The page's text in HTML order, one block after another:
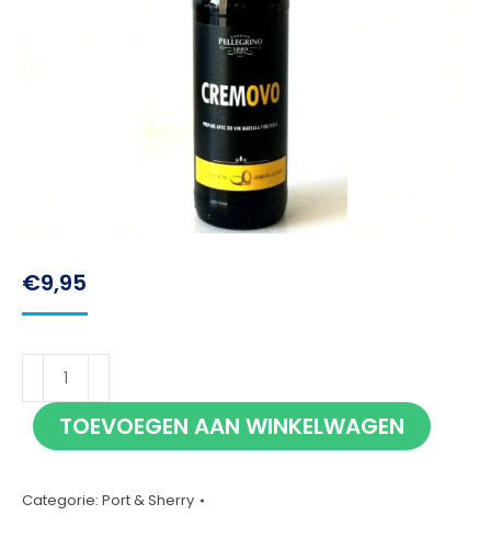
€9,95
Pellegrino
Marsala
Cremovo
aantal
TOEVOEGEN AAN WINKELWAGEN
Categorie: Port & Sherry